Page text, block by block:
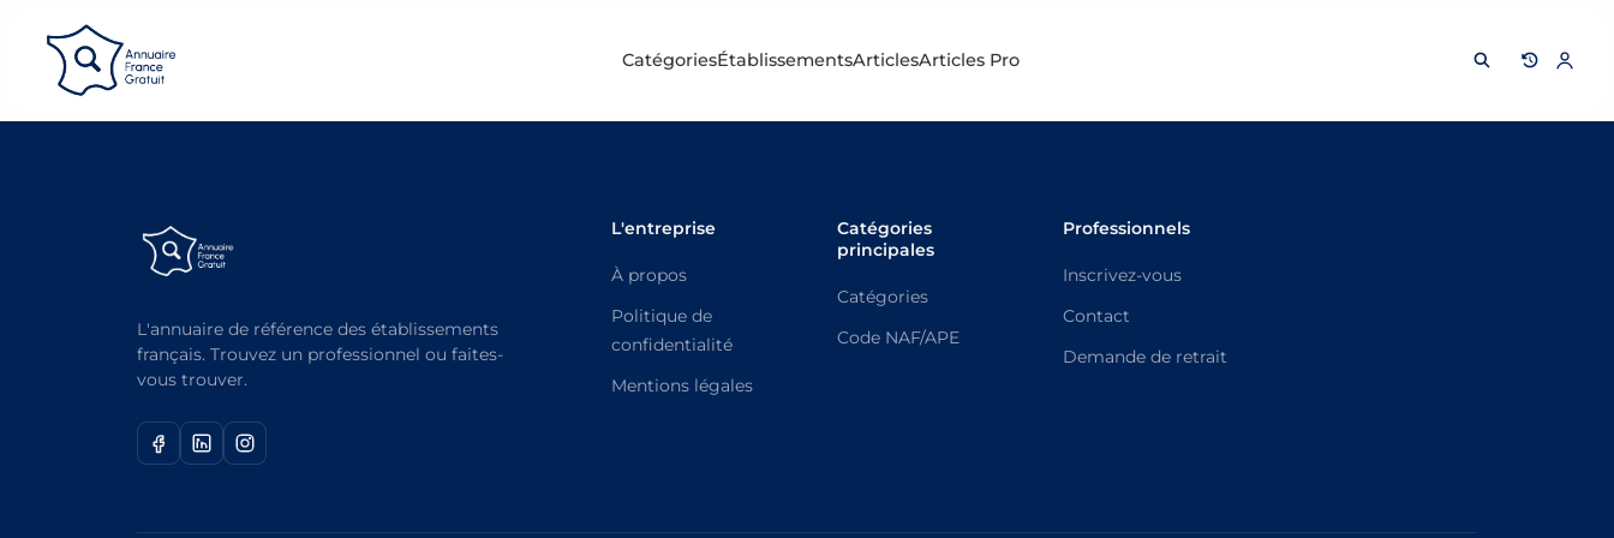
CatégoriesÉtablissementsArticlesArticles Pro
L'annuaire de référence des établissements
français. Trouvez un professionnel ou faites-
vous trouver.
L'entreprise
À propos
Politique de
confidentialité
Mentions légales
Catégories
principales
Catégories
Code NAF/APE
Professionnels
Inscrivez-vous
Contact
Demande de retrait